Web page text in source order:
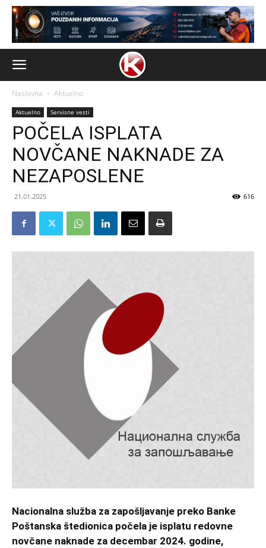
Naslovna Aktuelno
Aktuelno Servisne vesti
POČELA ISPLATA
NOVČANE NAKNADE ZA
NEZAPOSLENE
21.01.2025 616
Nacionalna služba za zapošljavanje preko Banke
Poštanska štedionica počela je isplatu redovne
novčane naknade za decembar 2024. godine,